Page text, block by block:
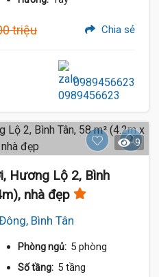
triệu Chia sẻ
0989456623
9
Hương Lộ 2, Bình
nhà đẹp
Bình Tân
Phòng ngủ: 5 phòng
Số tầng: 5 tầng